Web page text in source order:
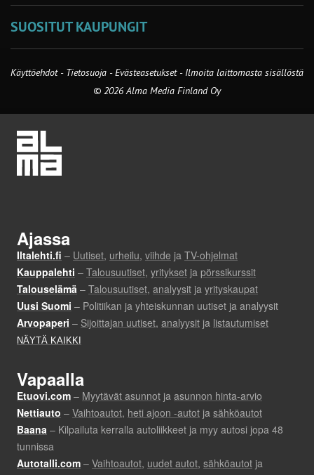
SUOSITUT KAUPUNGIT
Käyttöehdot - Tietosuoja -Evästeasetukset- Ilmoita laittomasta sisällöstä
© 2026 Alma Media Finland Oy